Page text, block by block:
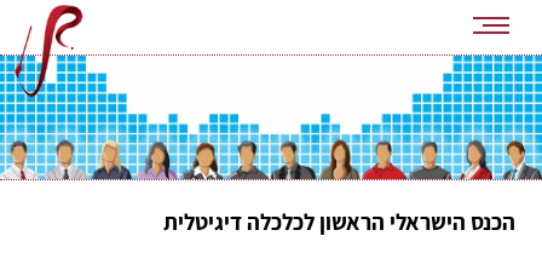
הכנס הישראלי הראשון לכלכלה דיגיטלית